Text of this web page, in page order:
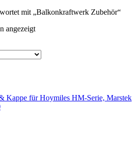
mit „Balkonkraftwerk Zubehör“
angezeigt
Kappe für Hoymiles HM-Serie, Marstek